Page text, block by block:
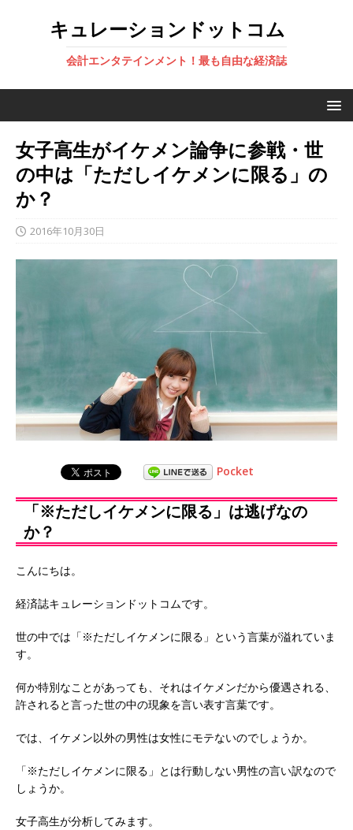
キュレーションドットコム
会計エンタテインメント！最も自由な経済誌
女子高生がイケメン論争に参戦・世
の中は「ただしイケメンに限る」の
か？
2016年10月30日
Pocket
「※ただしイケメンに限る」は逃げなの
か？
こんにちは。
経済誌キュレーションドットコムです。
世の中では「※ただしイケメンに限る」という言葉が溢れていま
す。
何か特別なことがあっても、それはイケメンだから優遇される、
許されると言った世の中の現象を言い表す言葉です。
では、イケメン以外の男性は女性にモテないのでしょうか。
「※ただしイケメンに限る」とは行動しない男性の言い訳なので
しょうか。
女子高生が分析してみます。